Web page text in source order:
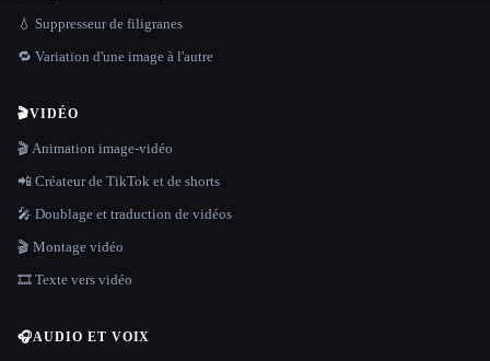
💧 Suppresseur de filigranes
🔁 Variation d'une image à l'autre
🎬VIDÉO
🎬 Animation image-vidéo
📲 Créateur de TikTok et de shorts
🎤 Doublage et traduction de vidéos
🎬 Montage vidéo
🎞️ Texte vers vidéo
🎧AUDIO ET VOIX